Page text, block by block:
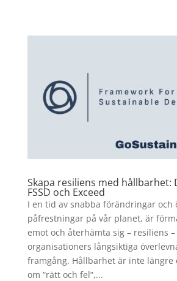
Skapa resiliens med hållbarhet:
FSSD och Exceed
I en tid av snabba förändringar och
påfrestningar på vår planet, är
emot och återhämta sig – resiliens
organisationers långsiktiga
framgång. Hållbarhet är inte längre
om “rätt och fel”,...